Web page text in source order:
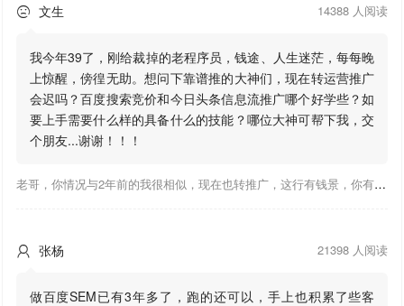
 文生 14388 人阅读
我今年39了，刚给裁掉的老程序员，钱途、人生迷茫，每每晚
上惊醒，傍徨无助。想问下靠谱推的大神们，现在转运营推广
会迟吗？百度搜索竞价和今日头条信息流推广哪个好学些？如
要上手需要什么样的具备什么的技能？哪位大神可帮下我，交
个朋友...谢谢！！！
老哥，你情况与2年前的我很相似，现在也转推广，这行有钱景，你有基础上手会比较快，不必担心。至于学竞价还是信息流哪个好，我是信息流广告入手，现在迷上靠谱推关注大神们的营销推广干货。有空你也可多泡下这站，真能学到不少东西；希望可以帮到你！
 张杨 21398 人阅读
做百度SEM已有3年多了，跑的还可以，手上也积累了些客